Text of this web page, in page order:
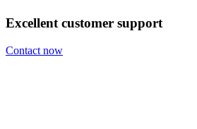
Excellent customer support
Contact now